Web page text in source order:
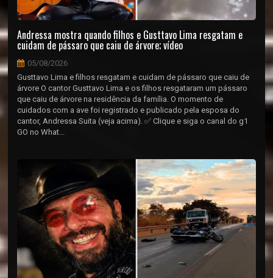
Andressa mostra quando filhos e Gusttavo Lima resgatam e
cuidam de pássaro que caiu de árvore; vídeo
05/08/2026
Gusttavo Lima e filhos resgatam e cuidam de pássaro que caiu de
árvore O cantor Gusttavo Lima e os filhos resgataram um pássaro
que caiu de árvore na residência da família. O momento de
cuidados com a ave foi registrado e publicado pela esposa do
cantor, Andressa Suita (veja acima). ✅ Clique e siga o canal do g1
GO no What...